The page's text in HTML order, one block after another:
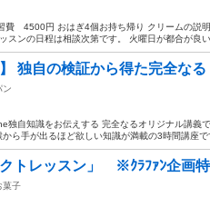
費 4500円 おはぎ4個お持ち帰り クリームの説
スンの日程は相談次第です。 火曜日が都合が良い
独自の検証から得た完全な
ン
独自知識をお伝えする 完全なるオリジナル講義
ら手が出るほど欲しい知識が満載の3時間講座で
クトレッスン」 ※ｸﾗﾌｧﾝ企画
菓子